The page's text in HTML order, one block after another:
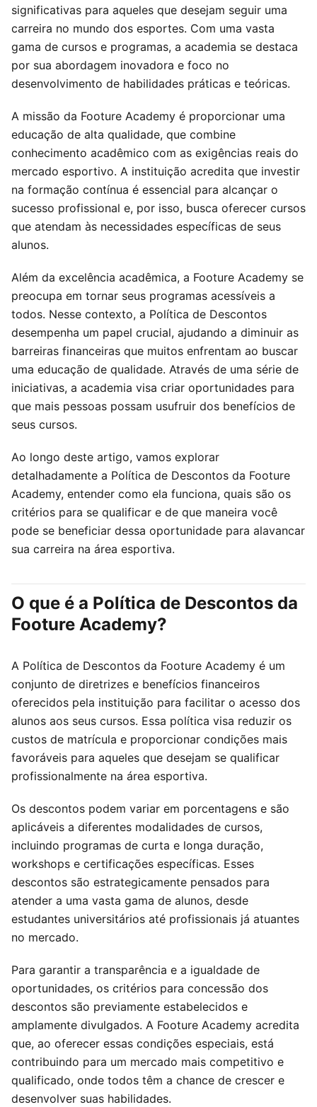
significativas para aqueles que desejam seguir uma
carreira no mundo dos esportes. Com uma vasta
gama de cursos e programas, a academia se destaca
por sua abordagem inovadora e foco no
desenvolvimento de habilidades práticas e teóricas.
A missão da Footure Academy é proporcionar uma
educação de alta qualidade, que combine
conhecimento acadêmico com as exigências reais do
mercado esportivo. A instituição acredita que investir
na formação contínua é essencial para alcançar o
sucesso profissional e, por isso, busca oferecer cursos
que atendam às necessidades específicas de seus
alunos.
Além da excelência acadêmica, a Footure Academy se
preocupa em tornar seus programas acessíveis a
todos. Nesse contexto, a Política de Descontos
desempenha um papel crucial, ajudando a diminuir as
barreiras financeiras que muitos enfrentam ao buscar
uma educação de qualidade. Através de uma série de
iniciativas, a academia visa criar oportunidades para
que mais pessoas possam usufruir dos benefícios de
seus cursos.
Ao longo deste artigo, vamos explorar
detalhadamente a Política de Descontos da Footure
Academy, entender como ela funciona, quais são os
critérios para se qualificar e de que maneira você
pode se beneficiar dessa oportunidade para alavancar
sua carreira na área esportiva.
O que é a Política de Descontos da
Footure Academy?
A Política de Descontos da Footure Academy é um
conjunto de diretrizes e benefícios financeiros
oferecidos pela instituição para facilitar o acesso dos
alunos aos seus cursos. Essa política visa reduzir os
custos de matrícula e proporcionar condições mais
favoráveis para aqueles que desejam se qualificar
profissionalmente na área esportiva.
Os descontos podem variar em porcentagens e são
aplicáveis a diferentes modalidades de cursos,
incluindo programas de curta e longa duração,
workshops e certificações específicas. Esses
descontos são estrategicamente pensados para
atender a uma vasta gama de alunos, desde
estudantes universitários até profissionais já atuantes
no mercado.
Para garantir a transparência e a igualdade de
oportunidades, os critérios para concessão dos
descontos são previamente estabelecidos e
amplamente divulgados. A Footure Academy acredita
que, ao oferecer essas condições especiais, está
contribuindo para um mercado mais competitivo e
qualificado, onde todos têm a chance de crescer e
desenvolver suas habilidades.